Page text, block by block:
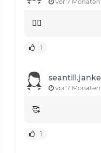
vor 7 Monaten
👍🏻
1
seantill.janke
vor 7 Monaten
🥰
1